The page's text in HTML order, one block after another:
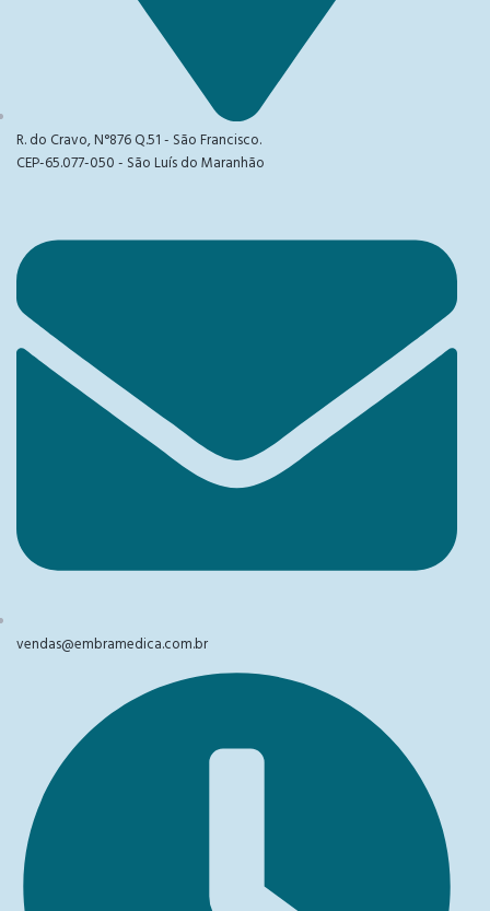
R. do Cravo, N°876 Q.51 - São Francisco.
CEP-65.077-050 - São Luís do Maranhão
vendas@embramedica.com.br